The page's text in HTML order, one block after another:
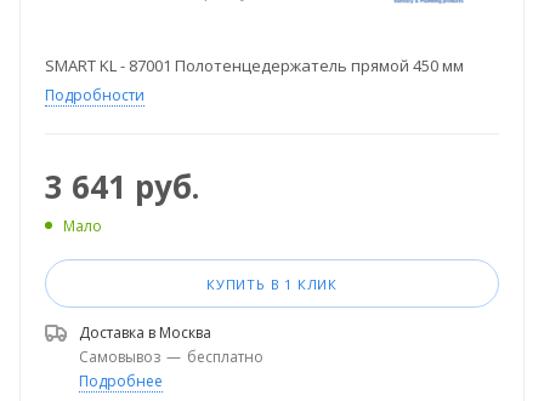
SMART KL - 87001 Полотенцедержатель прямой 450 мм
Подробности
3 641 руб.
Мало
КУПИТЬ В 1 КЛИК
Доставка в Москва
Самовывоз — бесплатно
Подробнее